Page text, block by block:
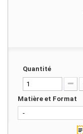
Quantité
Matière et Format